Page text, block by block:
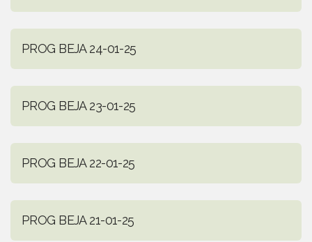
PROG BEJA 24-01-25
PROG BEJA 23-01-25
PROG BEJA 22-01-25
PROG BEJA 21-01-25